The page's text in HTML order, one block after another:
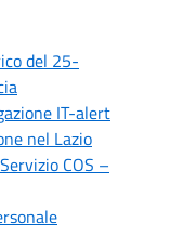
del 25-
IT-alert
nel Lazio
COS –